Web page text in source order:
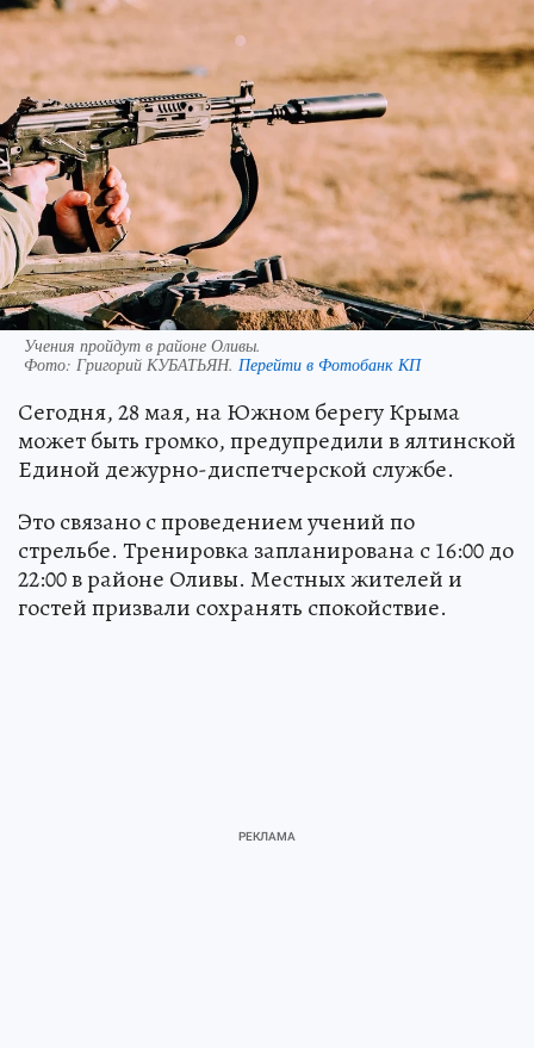
Учения пройдут в районе Оливы.
Фото: Григорий КУБАТЬЯН. Перейти в Фотобанк КП
Сегодня, 28 мая, на Южном берегу Крыма
может быть громко, предупредили в ялтинской
Единой дежурно-диспетчерской службе.
Это связано с проведением учений по
стрельбе. Тренировка запланирована с 16:00 до
22:00 в районе Оливы. Местных жителей и
гостей призвали сохранять спокойствие.